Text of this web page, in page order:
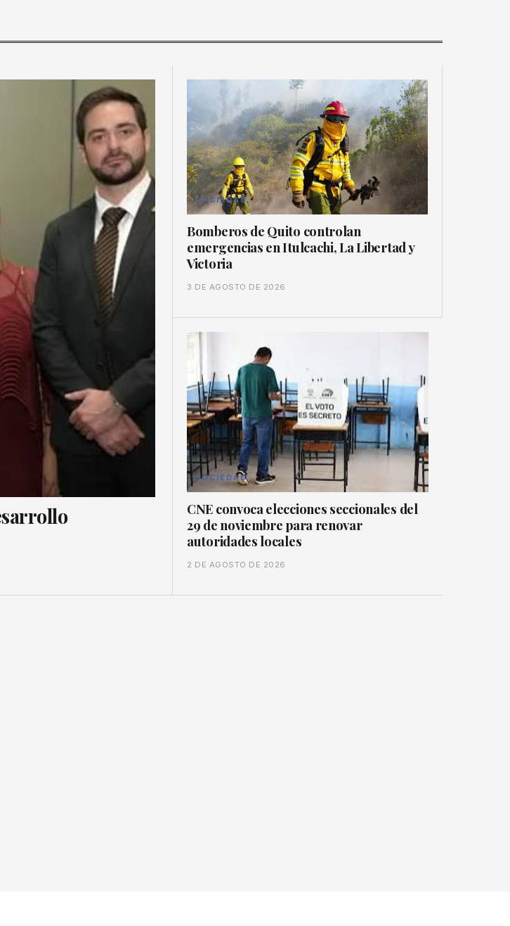
SOCIEDAD
Bomberos de Quito controlan
emergencias en Itulcachi, La Libertad y
Victoria
3 DE AGOSTO DE 2026
SOCIEDAD
CNE convoca elecciones seccionales del
29 de noviembre para renovar
autoridades locales
2 DE AGOSTO DE 2026